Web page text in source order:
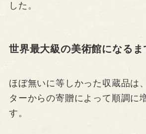
した。
世界最大級の美術館になるま
ほぼ無いに等しかった収蔵品は
ターからの寄贈によって順調に
す。